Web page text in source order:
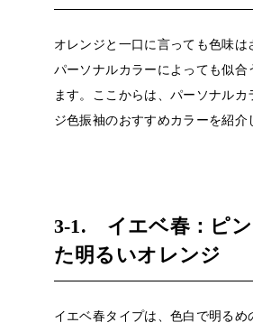
オレンジと一口に言っても色味は
パーソナルカラーによっても似合
ます。ここからは、パーソナルカ
ジ色振袖のおすすめカラーを紹介
3-1. イエベ春：ピン
た明るいオレンジ
イエベ春タイプは、色白で明るめ